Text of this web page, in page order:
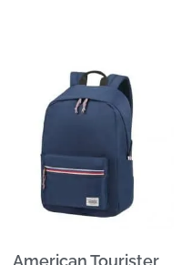
American Tourister